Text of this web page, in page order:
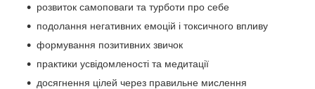
розвиток самоповаги та турботи про себе
подолання негативних емоцій і токсичного впливу
формування позитивних звичок
практики усвідомленості та медитації
досягнення цілей через правильне мислення